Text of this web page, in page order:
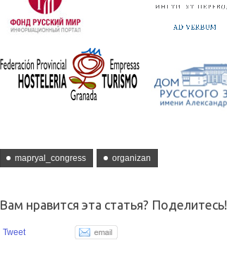
mapryal_congress organizan
Вам нравится эта статья? Поделитесь!
Tweet